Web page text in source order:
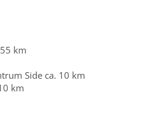
km
Side ca. 10 km
km